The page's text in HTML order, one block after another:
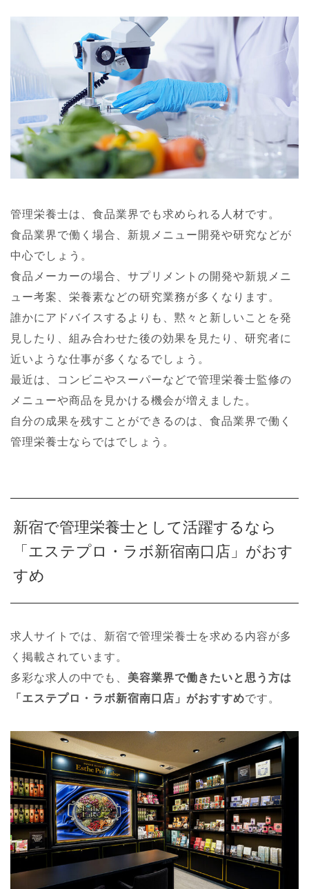
管理栄養士は、食品業界でも求められる人材です。
食品業界で働く場合、新規メニュー開発や研究などが
中心でしょう。
食品メーカーの場合、サプリメントの開発や新規メニ
ュー考案、栄養素などの研究業務が多くなります。
誰かにアドバイスするよりも、黙々と新しいことを発
見したり、組み合わせた後の効果を見たり、研究者に
近いような仕事が多くなるでしょう。
最近は、コンビニやスーパーなどで管理栄養士監修の
メニューや商品を見かける機会が増えました。
自分の成果を残すことができるのは、食品業界で働く
管理栄養士ならではでしょう。
新宿で管理栄養士として活躍するなら
「エステプロ・ラボ新宿南口店」がおす
すめ
求人サイトでは、新宿で管理栄養士を求める内容が多
く掲載されています。
多彩な求人の中でも、 美容業界で働きたいと思う方は
「エステプロ・ラボ新宿南口店」がおすすめです。